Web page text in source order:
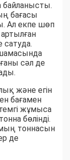
бағасы
Ал екпе шөп
сатуда.
сәл де
және егін
бағамен
жұмыса
бөлінді.
тоннасын
де